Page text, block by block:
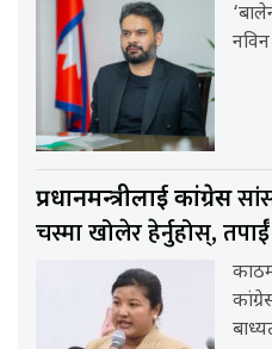
नविन
प्रधानमन्त्रीलाई कांग्रेस
चस्मा खोलेर हेर्नुहोस्,